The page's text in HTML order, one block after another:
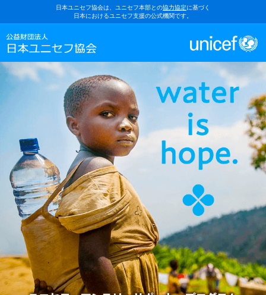
日本ユニセフ協会は、ユニセフ本部との協力協定に基づく
日本におけるユニセフ支援の公式機関です。